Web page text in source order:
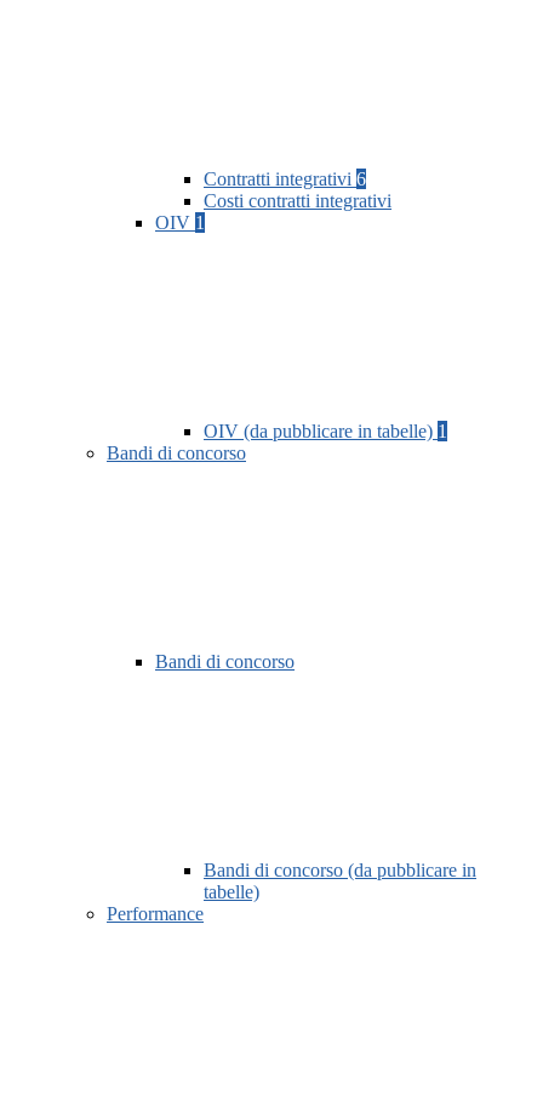
Contratti integrativi 6
Costi contratti integrativi
OIV 1
OIV (da pubblicare in tabelle) 1
Bandi di concorso
Bandi di concorso
Bandi di concorso (da pubblicare in
tabelle)
Performance